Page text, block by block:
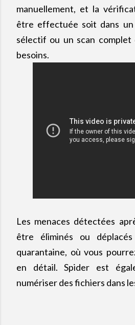
manuellement, et la
être effectuée soit dans
sélectif ou un scan
besoins.
Les menaces détectées
être éliminés ou
quarantaine, où vous
en détail. Spider est
numériser des fichiers dans